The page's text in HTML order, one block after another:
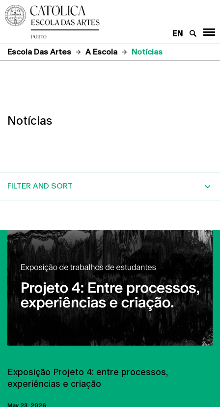
EN
Escola Das Artes
A Escola Notícias
Notícias
FILTER AND SORT
Exposição Projeto 4: entre processos,
experiências e criação